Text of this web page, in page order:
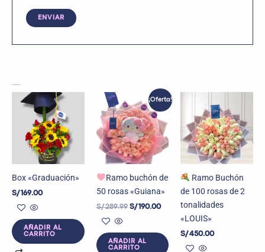
Box «Graduación»
S/169.00
AÑADIR AL
CARRITO
¡Oferta!
Ramo buchón de
50 rosas «Guiana»
S/289.99
precio
original
era:
S/ 289.99.
S/190.00
El
precio
es:
S/ 190.00.
AÑADIR AL
CARRITO
Ramo Buchón
de 100 rosas de 2
tonalidades
«LOUIS»
S/450.00